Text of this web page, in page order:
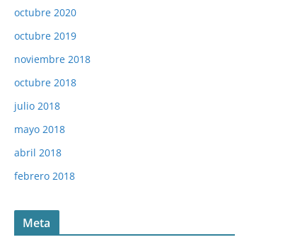
octubre 2020
octubre 2019
noviembre 2018
octubre 2018
julio 2018
mayo 2018
abril 2018
febrero 2018
Meta